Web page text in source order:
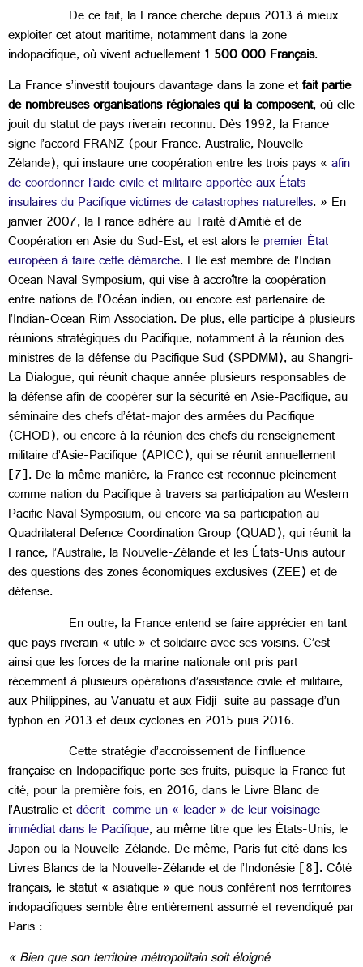
De ce fait, la France cherche depuis 2013 à mieux
exploiter cet atout maritime, notamment dans la zone
indopacifique, où vivent actuellement1 500 000 Français.
La France s’investit toujours davantage dans la zone etfait partie
de nombreuses organisations régionales qui la composent, où elle
jouit du statut de pays riverain reconnu. Dès 1992, la France
signe l’accord FRANZ (pour France, Australie, Nouvelle-
Zélande), qui instaure une coopération entre les trois pays «afin
de coordonner l’aide civile et militaire apportée aux États
insulaires du Pacifique victimes de catastrophes naturelles. » En
janvier 2007, la France adhère au Traité d’Amitié et de
Coopération en Asie du Sud-Est, et est alors lepremier État
européen à faire cette démarche. Elle est membre de l’Indian
Ocean Naval Symposium, qui vise à accroître la coopération
entre nations de l’Océan indien, ou encore est partenaire de
l’Indian-Ocean Rim Association. De plus, elle participe à plusieurs
réunions stratégiques du Pacifique, notamment à la réunion des
ministres de la défense du Pacifique Sud (SPDMM), au Shangri-
La Dialogue, qui réunit chaque année plusieurs responsables de
la défense afin de coopérer sur la sécurité en Asie-Pacifique, au
séminaire des chefs d’état-major des armées du Pacifique
(CHOD), ou encore à la réunion des chefs du renseignement
militaire d’Asie-Pacifique (APICC), qui se réunit annuellement
[7]. De la même manière, la France est reconnue pleinement
comme nation du Pacifique à travers sa participation au Western
Pacific Naval Symposium, ou encore via sa participation au
Quadrilateral Defence Coordination Group (QUAD), qui réunit la
France, l’Australie, la Nouvelle-Zélande et les États-Unis autour
des questions des zones économiques exclusives (ZEE) et de
défense.
En outre, la France entend se faire apprécier en tant
que pays riverain « utile » et solidaire avec ses voisins. C’est
ainsi que les forces de la marine nationale ont pris part
récemment à plusieurs opérations d’assistance civile et militaire,
aux Philippines, au Vanuatu et aux Fidji suite au passage d’un
typhon en 2013 et deux cyclones en 2015 puis 2016.
Cette stratégie d’accroissement de l’influence
française en Indopacifique porte ses fruits, puisque la France fut
cité, pour la première fois, en 2016, dans le Livre Blanc de
l’Australie etdécrit comme un « leader » de leur voisinage
immédiat dans le Pacifique, au même titre que les États-Unis, le
Japon ou la Nouvelle-Zélande. De même, Paris fut cité dans les
Livres Blancs de la Nouvelle-Zélande et de l’Indonésie [8]. Côté
français, le statut « asiatique » que nous confèrent nos territoires
indopacifiques semble être entièrement assumé et revendiqué par
Paris :
« Bien que son territoire métropolitain soit éloigné